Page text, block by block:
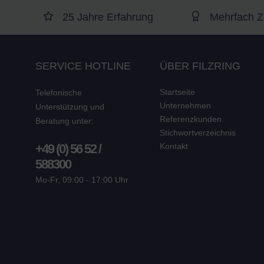
25 Jahre Erfahrung Mehrfach
SERVICE HOTLINE
Telefonische
Unterstützung und
Beratung unter:
+49 (0) 56 52 /
588300
Mo-Fr, 09:00 - 17:00 Uhr
ÜBER FILZRING
Startseite
Unternehmen
Referenzkunden
Stichwortverzeichnis
Kontakt